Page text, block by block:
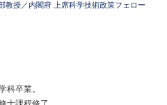
教授／内閣府 上席科学技術政策フェロー
科卒業。